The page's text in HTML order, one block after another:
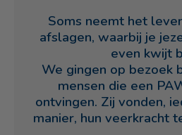
Soms neemt het
afslagen, waarbij je
even kwijt
We gingen op bezoek
mensen die een
ontvingen. Zij vonden,
manier, hun veerkracht